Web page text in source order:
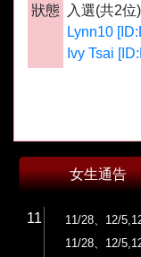
女生通告
11
11/28、12/
11/28、12/
狀態
入選(共2位)
Lynn10
Ivy Tsai